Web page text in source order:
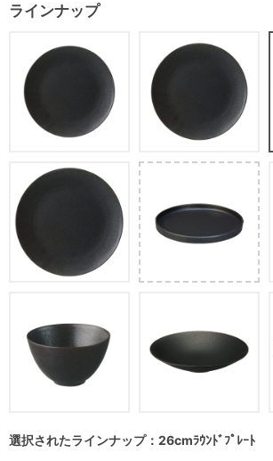
ラインナップ
選択されたラインナップ：26cmﾗｳﾝﾄﾞﾌﾟﾚｰﾄ